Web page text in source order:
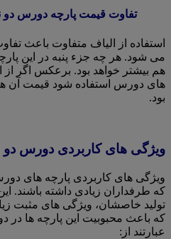
تفاوت قیمت پارچه دورس دو
استفاده از الیاف متفاوت باعث
می شود. هر چه جزء پنبه در این
هم بیشتر خواهد بود. برعکس اگر
های دورس استفاده شود قیمت آن
بود.
ویژگی های کاربردی دورس دو
ویژگی های کاربردی پارچه های
که طرفداران زیادی داشته باشند.
تولید خاصشان، ویژگی های مثبت
که باعث محبوبیت این پارچه ها در
عبارتند از: